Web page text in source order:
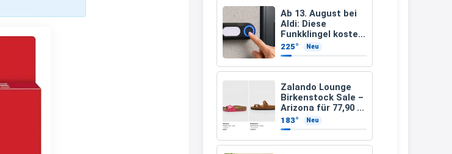
Ab 13. August bei
Aldi: Diese
Funkklingel kostet
nur 3,49 Euro
225° Neu
Zalando Lounge
Birkenstock Sale –
Arizona für 77,90 €
statt 120 €
183° Neu
müsste schon stornieren und
nochmal bestellen, da man
Rabattcodes oder auch
Geschenkgutscheine im
Warenkorb oder an der Kasse
VOR dem Kauf einlösen kann.
17:06
↩